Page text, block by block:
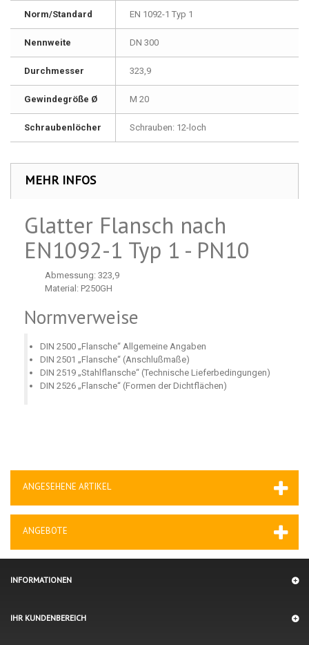
Norm/Standard EN 1092-1 Typ 1
Nennweite DN 300
Durchmesser 323,9
Gewindegröße Ø M 20
Schraubenlöcher Schrauben: 12-loch
MEHR INFOS
Glatter Flansch nach
EN1092-1 Typ 1 - PN10
Abmessung: 323,9
Material: P250GH
Normverweise
DIN 2500 „Flansche“ Allgemeine Angaben
DIN 2501 „Flansche“ (Anschlußmaße)
DIN 2519 „Stahlflansche“ (Technische Lieferbedingungen)
DIN 2526 „Flansche“ (Formen der Dichtflächen)
ANGESEHENE ARTIKEL
ANGEBOTE
INFORMATIONEN
IHR KUNDENBEREICH